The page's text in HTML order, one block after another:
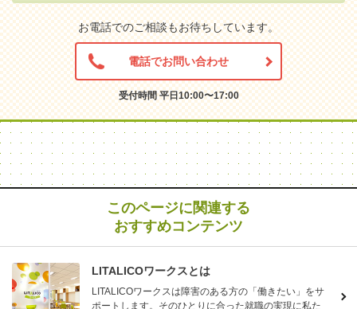
お電話でのご相談もお待ちしています。
電話でお問い合わせ
受付時間 平日10:00〜17:00
このページに関連する
おすすめコンテンツ
LITALICOワークスとは
LITALICOワークスは障害のある方の「働きたい」をサ
ポートします。そのひとりに合った就職の実現に私た